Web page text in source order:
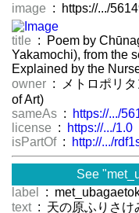
image : https://.../
title : Poem by
Yakamochi), from the
Explained by the
owner : メトロポリ
of Art)
sameAs :
https://.../
license :
https://.../1.0
isPartOf : http://.../
See
label
:
text : 天の原ふりさけ